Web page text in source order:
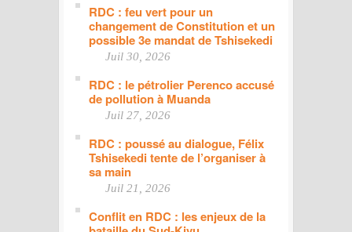
RDC : feu vert pour un
changement de Constitution et un
possible 3e mandat de Tshisekedi
Juil 30, 2026
RDC : le pétrolier Perenco accusé
de pollution à Muanda
Juil 27, 2026
RDC : poussé au dialogue, Félix
Tshisekedi tente de l’organiser à
sa main
Juil 21, 2026
Conflit en RDC : les enjeux de la